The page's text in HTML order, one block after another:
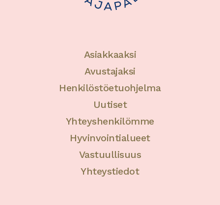
Asiakkaaksi
Avustajaksi
Henkilöstöetuohjelma
Uutiset
Yhteyshenkilömme
Hyvinvointialueet
Vastuullisuus
Yhteystiedot